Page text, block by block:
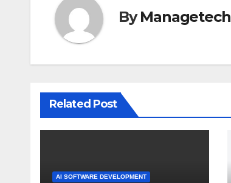
ゲ
ー
シ
ョ
ン
ByManagetech
Related Post
AI SOFTWARE DEVELOPMENT